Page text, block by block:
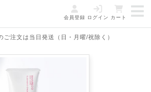
会員登録 ログイン カート
ご注文は当日発送（日・月曜/祝除く）